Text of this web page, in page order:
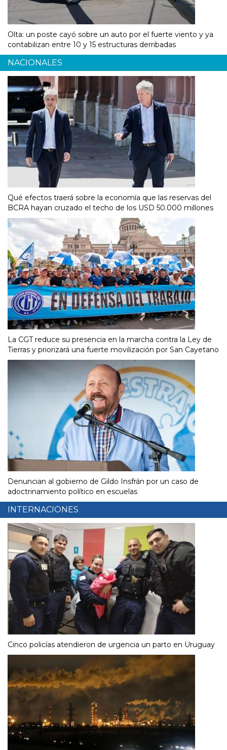
Olta: un poste cayó sobre un auto por el fuerte viento y ya
contabilizan entre 10 y 15 estructuras derribadas
NACIONALES
Qué efectos traerá sobre la economía que las reservas del
BCRA hayan cruzado el techo de los USD 50.000 millones
La CGT reduce su presencia en la marcha contra la Ley de
Tierras y priorizará una fuerte movilización por San Cayetano
Denuncian al gobierno de Gildo Insfrán por un caso de
adoctrinamiento político en escuelas
INTERNACIONES
Cinco policías atendieron de urgencia un parto en Uruguay